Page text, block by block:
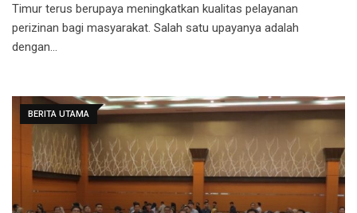
Timur terus berupaya meningkatkan kualitas pelayanan
perizinan bagi masyarakat. Salah satu upayanya adalah
dengan…
BERITA UTAMA